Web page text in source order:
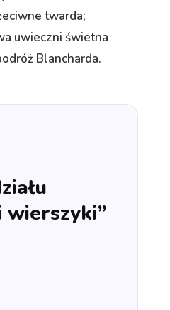
twarda;
uwieczni świetna
Blancharda.
wierszyki”